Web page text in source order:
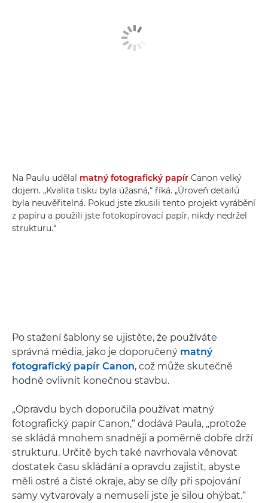
Na Paulu udělal matný fotografický papír Canon velký
dojem. „Kvalita tisku byla úžasná,“ říká. „Úroveň detailů
byla neuvěřitelná. Pokud jste zkusili tento projekt vyrábění
z papíru a použili jste fotokopírovací papír, nikdy nedržel
strukturu.“
Po stažení šablony se ujistěte, že používáte
správná média, jako je doporučený matný
fotografický papír Canon, což může skutečně
hodně ovlivnit konečnou stavbu.
„Opravdu bych doporučila používat matný
fotografický papír Canon,“ dodává Paula, „protože
se skládá mnohem snadněji a poměrně dobře drží
strukturu. Určitě bych také navrhovala věnovat
dostatek času skládání a opravdu zajistit, abyste
měli ostré a čisté okraje, aby se díly při spojování
samy vytvarovaly a nemuseli jste je silou ohýbat.“